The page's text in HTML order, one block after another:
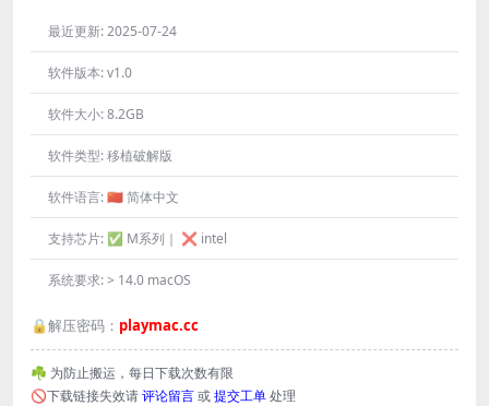
最近更新:2025-07-24
软件版本:v1.0
软件大小:8.2GB
软件类型:移植破解版
软件语言:🇨🇳 简体中文
支持芯片: ✅ M系列｜ ❌ intel
系统要求:> 14.0 macOS
🔒解压密码： playmac.cc
☘️ 为防止搬运，每日下载次数有限
🚫下载链接失效请评论留言或提交工单处理